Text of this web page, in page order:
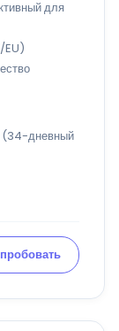
для
EU)
(34-дневный